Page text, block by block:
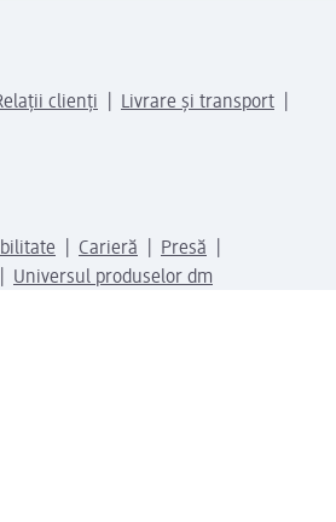
clienți
Livrare și transport
Carieră
Presă
Universul produselor dm